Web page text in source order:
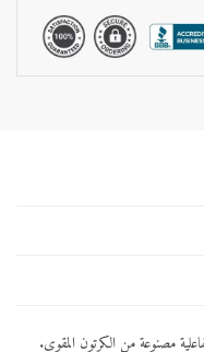
مصنوعة من الكرتون المقوى.